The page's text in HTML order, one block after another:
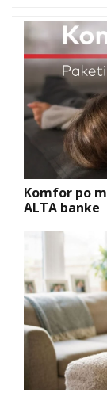
Komfor po
ALTA banke